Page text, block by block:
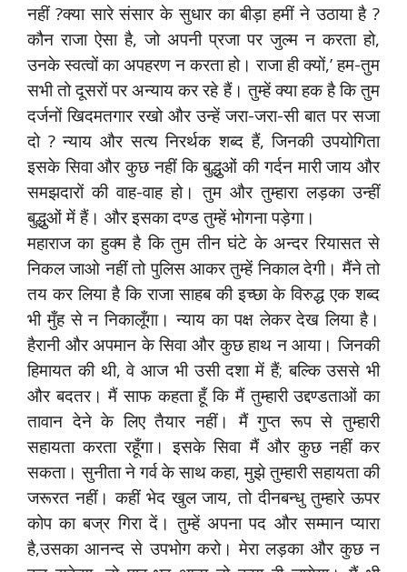
नहीं ?क्या सारे संसार के सुधार का बीड़ा हमीं ने उठाया है ?
कौन राजा ऐसा है, जो अपनी प्रजा पर जुल्म न करता हो,
उनके स्वत्वों का अपहरण न करता हो। राजा ही क्यों,’ हम-तुम
सभी तो दूसरों पर अन्याय कर रहे हैं। तुम्हें क्या हक है कि तुम
दर्जनों खिदमतगार रखो और उन्हें जरा-जरा-सी बात पर सजा
दो ? न्याय और सत्य निरर्थक शब्द हैं, जिनकी उपयोगिता
इसके सिवा और कुछ नहीं कि बुद्धुओं की गर्दन मारी जाय और
समझदारों की वाह-वाह हो। तुम और तुम्हारा लड़का उन्हीं
बुद्धुओं में हैं। और इसका दण्ड तुम्हें भोगना पड़ेगा।
महाराज का हुक्म है कि तुम तीन घंटे के अन्दर रियासत से
निकल जाओ नहीं तो पुलिस आकर तुम्हें निकाल देगी। मैंने तो
तय कर लिया है कि राजा साहब की इच्छा के विरुद्ध एक शब्द
भी मुँह से न निकालूँगा। न्याय का पक्ष लेकर देख लिया है।
हैरानी और अपमान के सिवा और कुछ हाथ न आया। जिनकी
हिमायत की थी, वे आज भी उसी दशा में हैं; बल्कि उससे भी
और बदतर। मैं साफ कहता हूँ कि मैं तुम्हारी उद्दण्डताओं का
तावान देने के लिए तैयार नहीं। मैं गुप्त रूप से तुम्हारी
सहायता करता रहूँगा। इसके सिवा मैं और कुछ नहीं कर
सकता। सुनीता ने गर्व के साथ कहा, मुझे तुम्हारी सहायता की
जरूरत नहीं। कहीं भेद खुल जाय, तो दीनबन्धु तुम्हारे ऊपर
कोप का बज्र गिरा दें। तुम्हें अपना पद और सम्मान प्यारा
है,उसका आनन्द से उपभोग करो। मेरा लड़का और कुछ न